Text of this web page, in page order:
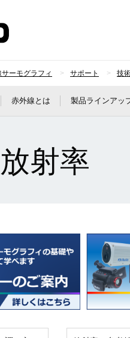
ーモグラフィ サポート 技
赤外線とは 製品ラインアッ
射率